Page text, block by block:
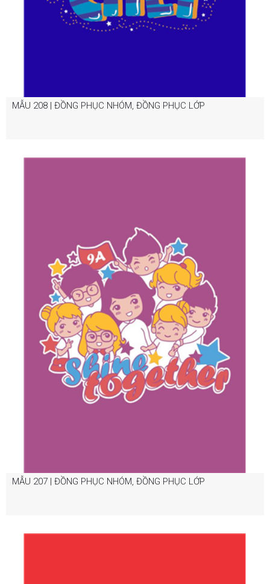
MẪU 208 | ĐỒNG PHỤC NHÓM, ĐỒNG PHỤC LỚP
MẪU 207 | ĐỒNG PHỤC NHÓM, ĐỒNG PHỤC LỚP